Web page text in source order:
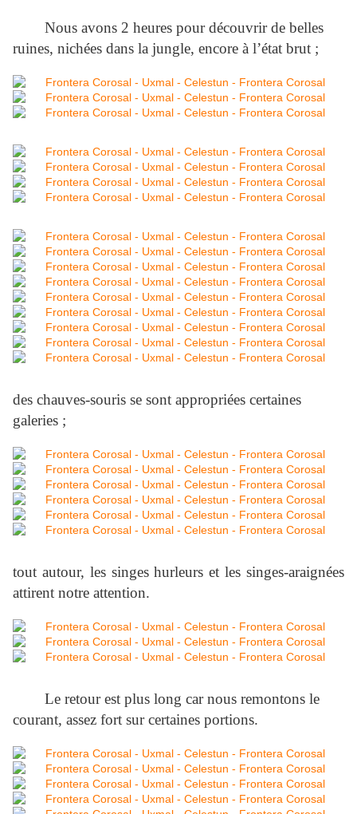
Nous avons 2 heures pour découvrir de belles
ruines, nichées dans la jungle, encore à l’état brut ;
des chauves-souris se sont appropriées certaines
galeries ;
tout autour, les singes hurleurs et les singes-araignées
attirent notre attention.
Le retour est plus long car nous remontons le
courant, assez fort sur certaines portions.